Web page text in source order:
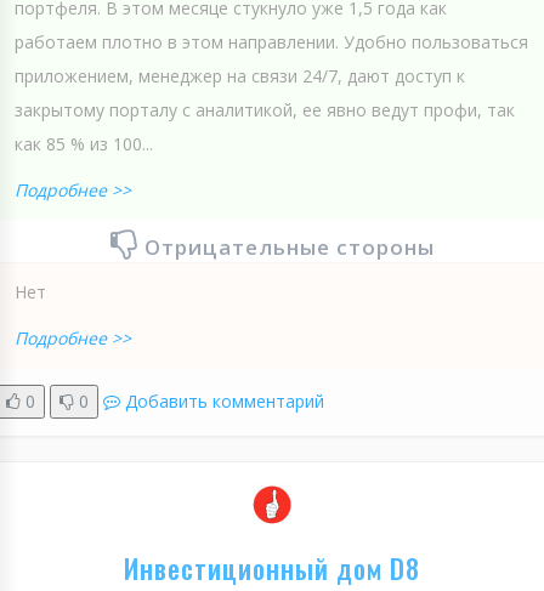
портфеля. В этом месяце стукнуло уже 1,5 года как
работаем плотно в этом направлении. Удобно пользоваться
приложением, менеджер на связи 24/7, дают доступ к
закрытому порталу с аналитикой, ее явно ведут профи, так
как 85 % из 100...
Подробнее >>
Отрицательные стороны
Нет
Подробнее >>
0 0 Добавить комментарий
Инвестиционный дом D8